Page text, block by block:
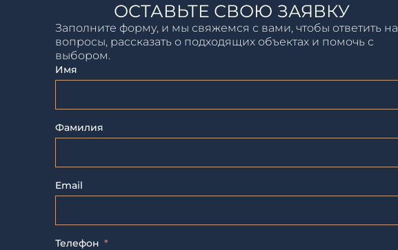
ОСТАВЬТЕ СВОЮ ЗАЯВКУ
Заполните форму, и мы свяжемся с вами, чтобы ответить на
вопросы, рассказать о подходящих объектах и помочь с
выбором.
Имя
Фамилия
Email
Телефон